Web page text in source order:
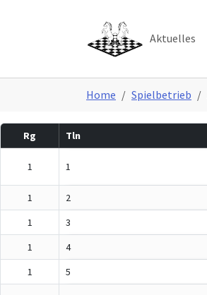
Aktuelles
Home Spielbetrieb
Rg Tln
1 1
1 2
1
3
1
4
1
5